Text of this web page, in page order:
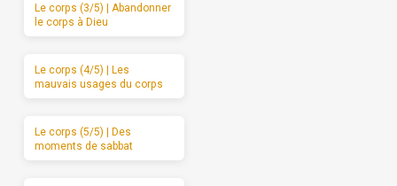
Le corps (3/5) | Abandonner
le corps à Dieu
Le corps (4/5) | Les
mauvais usages du corps
Le corps (5/5) | Des
moments de sabbat